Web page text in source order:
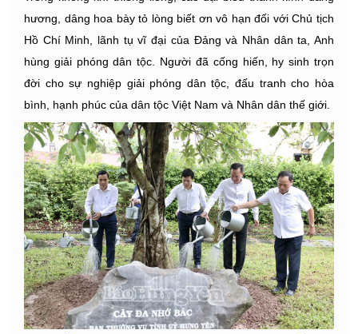
hương, dâng hoa bày tỏ lòng biết ơn vô hạn đối với Chủ tịch
Hồ Chí Minh, lãnh tụ vĩ đại của Đảng và Nhân dân ta, Anh
hùng giải phóng dân tộc. Người đã cống hiến, hy sinh trọn
đời cho sự nghiệp giải phóng dân tộc, đấu tranh cho hòa
bình, hạnh phúc của dân tộc Việt Nam và Nhân dân thế giới.